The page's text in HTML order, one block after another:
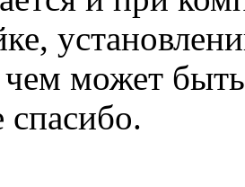
может
спасибо.